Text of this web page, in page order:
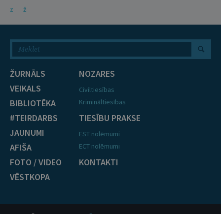
Z
Ž
ŽURNĀLS
VEIKALS
BIBLIOTĒKA
#TEIRDARBS
JAUNUMI
AFIŠA
FOTO / VIDEO
VĒSTKOPA
NOZARES
Civiltiesības
Krimināltiesības
TIESĪBU PRAKSE
EST nolēmumi
ECT nolēmumi
KONTAKTI